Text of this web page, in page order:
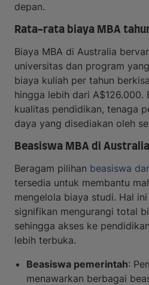
depan.
Rata-rata biaya MBA
Biaya MBA di Australia
universitas dan program
biaya kuliah per tahun
hingga lebih dari A$126.000.
kualitas pendidikan, tenaga
daya yang disediakan oleh
Beasiswa MBA di Australia
Beragam pilihan beasiswa
tersedia untuk membantu
mengelola biaya studi. Hal
signifikan mengurangi total
sehingga akses ke
lebih terbuka.
Beasiswa pemerintah:
menawarkan berbagai